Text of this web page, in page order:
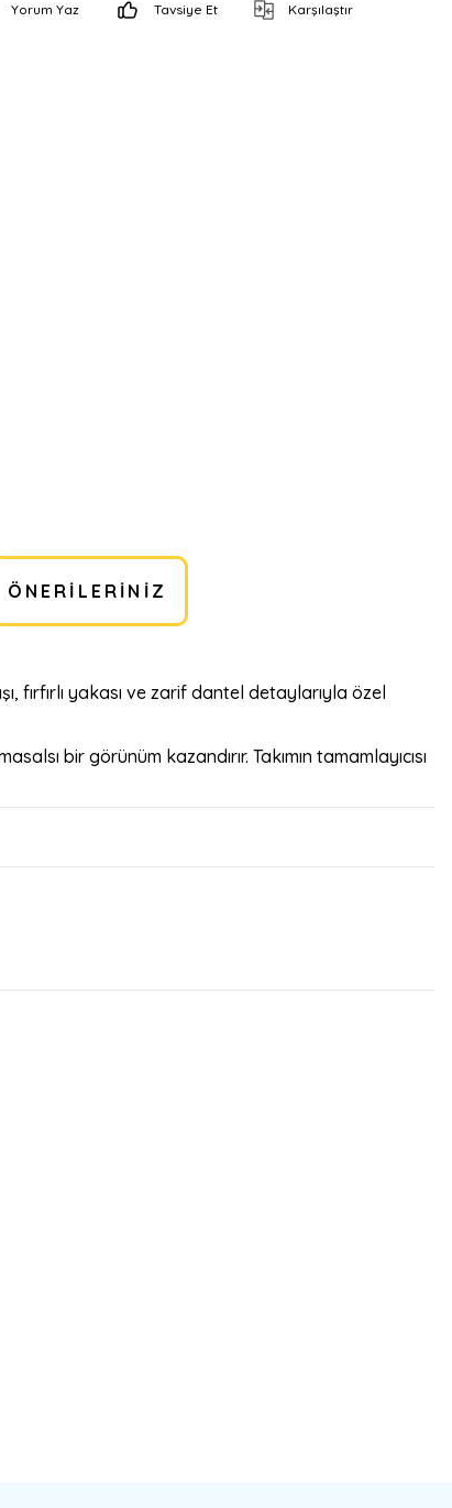
Yorum Yaz Tavsiye Et Karşılaştır
ÖNERILERINIZ
fırfırlı yakası ve zarif dantel detaylarıyla özel
bir görünüm kazandırır. Takımın tamamlayıcısı